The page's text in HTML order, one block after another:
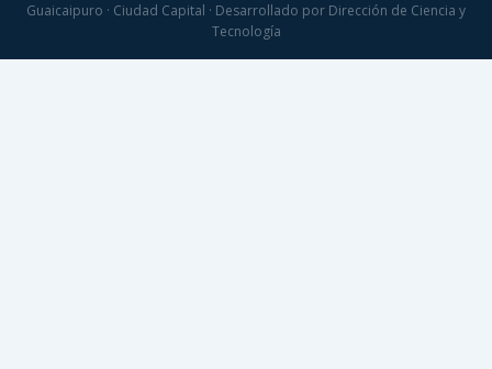
Guaicaipuro · Ciudad Capital · Desarrollado por Dirección de Ciencia y
Tecnología